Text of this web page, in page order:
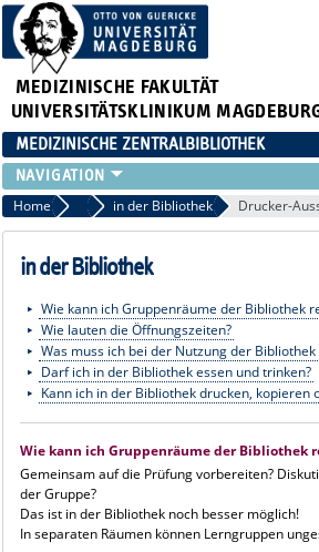
MEDIZINISCHE FAKULTÄT
UNIVERSITÄTSKLINIKUM
MEDIZINISCHE ZENTRALBIBLIOTHEK
LITERATURSUCHE
SERVICE
INFORMATIONSKOMPETENZ
PUBLIZIEREN
NEU HIER?
SUCHE A-Z
Home Benutzungin der Bibliothek Drucker-
in der Bibliothek
Wie kann ich Gruppenräume der Bibliothek
Wie lauten die Öffnungszeiten?
Was muss ich bei der Nutzung der Bibliothek
Darf ich in der Bibliothek essen und trinken?
Kann ich in der Bibliothek drucken, kopieren
Wie kann ich Gruppenräume der Bibliothek
Gemeinsam auf die Prüfung vorbereiten?
der Gruppe?
Das ist in der Bibliothek noch besser möglich!
In separaten Räumen können Lerngruppen